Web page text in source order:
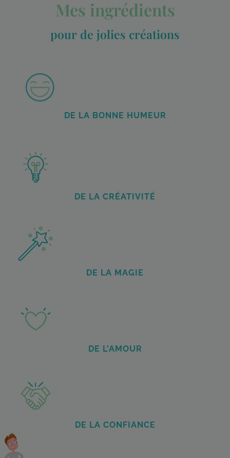
Mes ingrédients
pour de jolies créations
DE LA BONNE HUMEUR
DE LA CRÉATIVITÉ
DE LA MAGIE
DE L'AMOUR
DE LA CONFIANCE